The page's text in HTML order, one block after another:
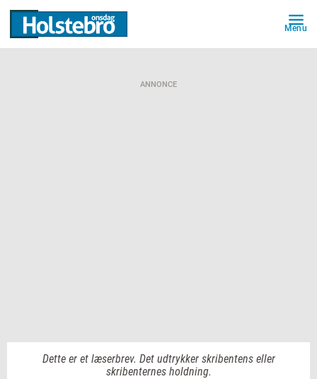
Menu
ANNONCE
Dette er et læserbrev. Det udtrykker skribentens eller
skribenternes holdning.